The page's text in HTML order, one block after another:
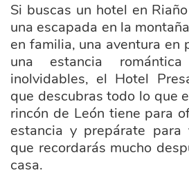
Si buscas un hotel en
una escapada en la
en familia, una aventura en
una estancia
inolvidables, el Hotel
que descubras todo lo que
rincón de León tiene para
estancia y prepárate para
que recordarás mucho
casa.